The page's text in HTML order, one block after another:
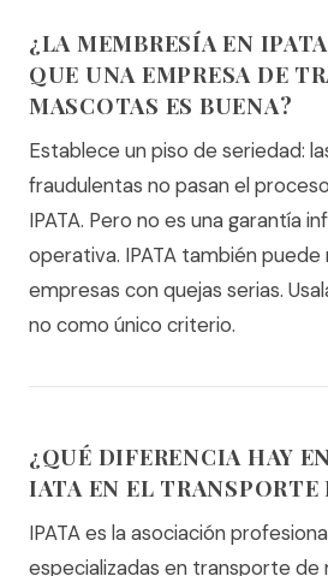
¿LA MEMBRESÍA EN
QUE UNA EMPRESA DE
MASCOTAS ES BUENA?
Establece un piso de seriedad:
fraudulentas no pasan el
IPATA. Pero no es una garantía
operativa. IPATA también
empresas con quejas serias.
no como único criterio.
¿QUÉ DIFERENCIA HAY
IATA EN EL TRANSPORTE
IPATA es la asociación
especializadas en transporte de